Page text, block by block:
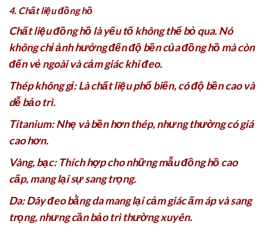
4. Chất liệu đồng hồ
Chất liệu đồng hồ là yếu tố không thể bỏ qua. Nó
không chỉ ảnh hưởng đến độ bền của đồng hồ mà còn
đến vẻ ngoài và cảm giác khi đeo.
Thép không gỉ: Là chất liệu phổ biến, có độ bền cao và
dễ bảo trì.
Titanium: Nhẹ và bền hơn thép, nhưng thường có giá
cao hơn.
Vàng, bạc: Thích hợp cho những mẫu đồng hồ cao
cấp, mang lại sự sang trọng.
Da: Dây đeo bằng da mang lại cảm giác ấm áp và sang
trọng, nhưng cần bảo trì thường xuyên.